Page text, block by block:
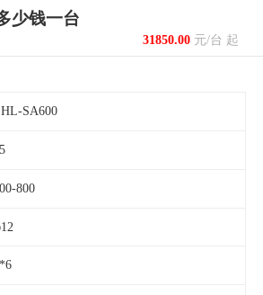
少钱一台
31850.00元/台 起
SA600
800